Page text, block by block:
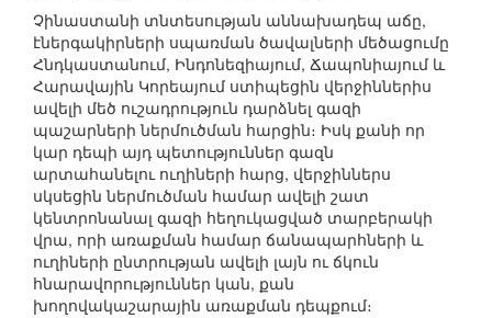
Չինաստանի տնտեսության աննախադեպ աճը,
էներգակիրների սպառման ծավալների մեծացումը
Հնդկաստանում, Ինդոնեզիայում, Ճապոնիայում և
Հարավային Կորեայում ստիպեցին վերջիններիս
ավելի մեծ ուշադրություն դարձնել գազի
պաշարների ներմուծման հարցին։ Իսկ քանի որ
կար դեպի այդ պետություններ գազն
արտահանելու ուղիների հարց, վերջիններս
սկսեցին ներմուծման համար ավելի շատ
կենտրոնանալ գազի հեղուկացված տարբերակի
վրա, որի առաքման համար ճանապարհների և
ուղիների ընտրության ավելի լայն ու ճկուն
հնարավորություններ կան, քան
խողովակաշարային առաքման դեպքում։